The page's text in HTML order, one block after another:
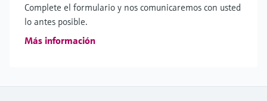
Complete el formulario y nos comunicaremos con usted
lo antes posible.
Más información